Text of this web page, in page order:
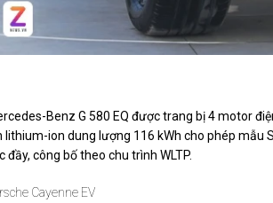
Benz G 580 EQ được trang bị 4 motor
lithium-ion dung lượng 116 kWh cho phép mẫu
đầy, công bố theo chu trình WLTP.
Cayenne EV